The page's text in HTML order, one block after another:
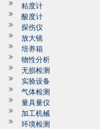
粘度计
酸度计
探伤仪
放大镜
培养箱
物性分析
无损检测
实验设备
气体检测
量具量仪
加工机械
环境检测